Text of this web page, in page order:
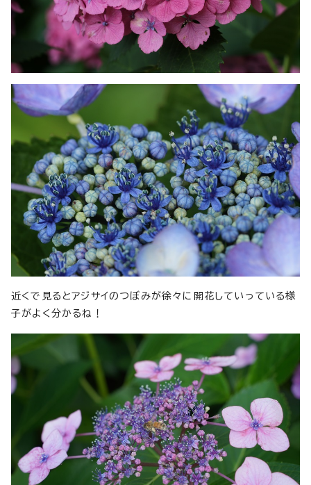
近くで見るとアジサイのつぼみが徐々に開花していっている様
子がよく分かるね！